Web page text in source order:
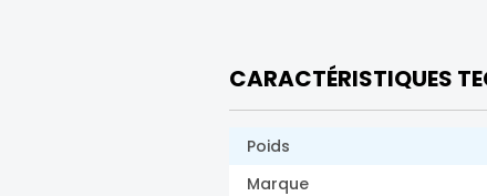
CARACTÉRISTIQUES
Poids
Marque